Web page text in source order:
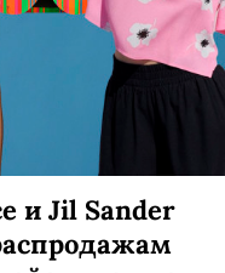
IRNBY